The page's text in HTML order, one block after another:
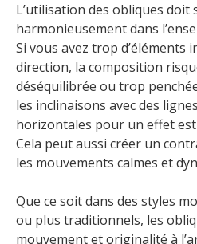
L’utilisation des obliques doit
harmonieusement dans
Si vous avez trop d’éléments
direction, la composition
déséquilibrée ou trop
les inclinaisons avec des
horizontales pour un effet
Cela peut aussi créer un
les mouvements calmes et
Que ce soit dans des styles
ou plus traditionnels, les
mouvement et originalité à